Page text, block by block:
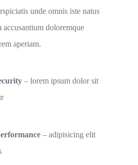
unde omnis iste natus
accusantium doloremque
aperiam.
– lorem ipsum dolor sit
– adipisicing elit